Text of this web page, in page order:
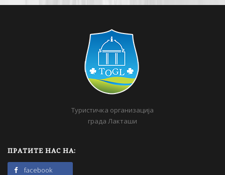
Туристичка организација
града Лакташи
ПРАТИТЕ НАС НА:
facebook